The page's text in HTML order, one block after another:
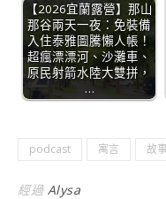
【2026宜蘭露營】那山
那谷兩天一夜：免裝備
入住泰雅圖騰懶人帳！
超瘋漂漂河、沙灘車、
原民射箭水陸大雙拼，
…
podcast 寓言 故事
經過 Alysa